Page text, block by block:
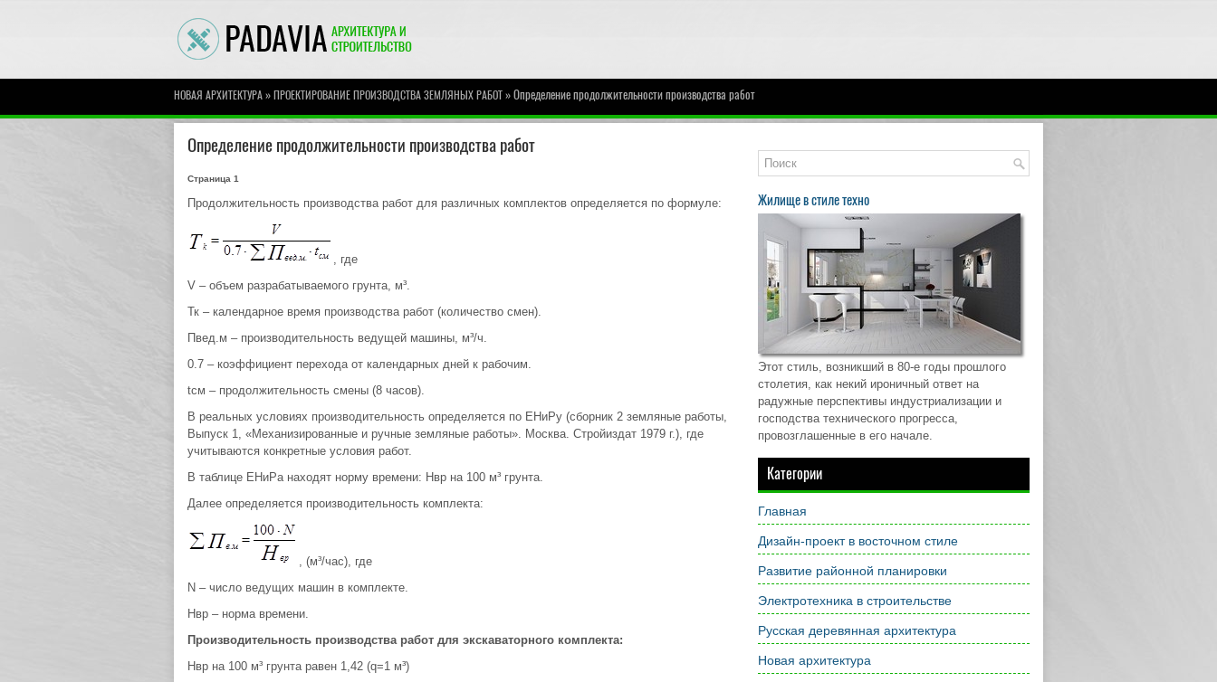
НОВАЯ АРХИТЕКТУРА»ПРОЕКТИРОВАНИЕ ПРОИЗВОДСТВА ЗЕМЛЯНЫХ РАБОТ» Определение продолжительности производства работ
Определение продолжительности производства работ
Страница 1
Продолжительность производства работ для различных комплектов определяется по формуле:
, где
V – объем разрабатываемого грунта, м³.
Тк – календарное время производства работ (количество смен).
Пвед.м – производительность ведущей машины, м³/ч.
0.7 – коэффициент перехода от календарных дней к рабочим.
tсм – продолжительность смены (8 часов).
В реальных условиях производительность определяется по ЕНиРу (сборник 2 земляные работы,
Выпуск 1, «Механизированные и ручные земляные работы». Москва. Стройиздат 1979 г.), где
учитываются конкретные условия работ.
В таблице ЕНиРа находят норму времени: Нвр на 100 м³ грунта.
Далее определяется производительность комплекта:
, (м³/час), где
N – число ведущих машин в комплекте.
Нвр – норма времени.
Производительность производства работ для экскаваторного комплекта:
Нвр на 100 м³ грунта равен 1,42 (q=1 м³)
Жилище в стиле техно
Этот стиль, возникший в 80-е годы прошлого
столетия, как некий ироничный ответ на
радужные перспективы индустриализации и
господства технического прогресса,
провозглашенные в его начале.
Категории
Главная
Дизайн-проект в восточном стиле
Развитие районной планировки
Электротехника в строительстве
Русская деревянная архитектура
Новая архитектура